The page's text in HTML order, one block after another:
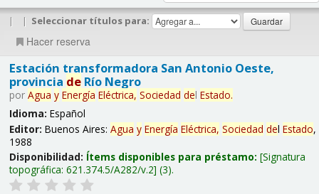
| | Seleccionar títulos para:
Hacer reserva
Estación transformadora San Antonio Oeste,
provincia deRío Negro
por Agua y Energía Eléctrica, Sociedad del Estado.
Idioma: Español
Editor: Buenos Aires: Agua y Energía Eléctrica, Sociedad del Estado,
1988
Disponibilidad: Ítems disponibles para préstamo: Signatura
topográfica: 621.374.5/A282/v.2 (3).